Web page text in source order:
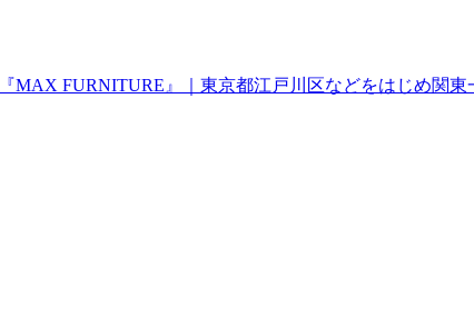
MAX FURNITURE』｜東京都江戸川区などをはじめ関東